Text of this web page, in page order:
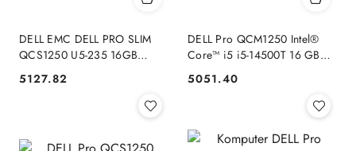
DELL EMC DELL PRO SLIM
QCS1250 U5-235 16GB
(VDVFT) Dell
Cena:
5127.82
DELL Pro QCM1250 Intel®
Core™ i5 i5-14500T 16 GB
Windows 11 Pro Micro PC
Cena:
5051.40